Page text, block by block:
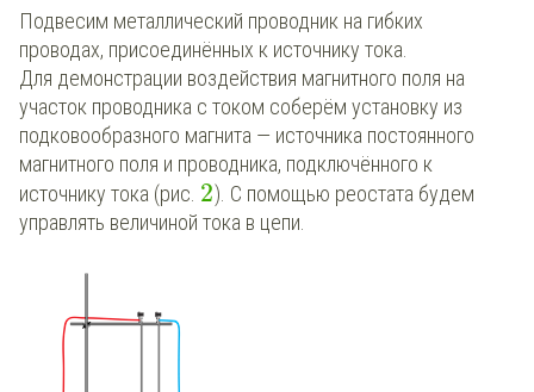
Подвесим металлический проводник на гибких
проводах, присоединённых к источнику тока.
Для демонстрации воздействия магнитного поля на
участок проводника с током соберём установку из
подковообразного магнита — источника постоянного
магнитного поля и проводника, подключённого к
источнику тока (рис. 2). С помощью реостата будем
управлять величиной тока в цепи.